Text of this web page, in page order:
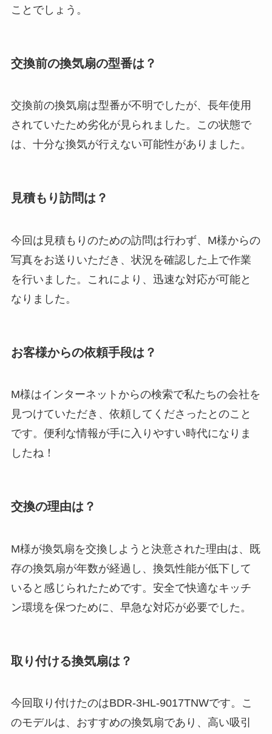
ことでしょう。
交換前の換気扇の型番は？
交換前の換気扇は型番が不明でしたが、長年使用
されていたため劣化が見られました。この状態で
は、十分な換気が行えない可能性がありました。
見積もり訪問は？
今回は見積もりのための訪問は行わず、M様からの
写真をお送りいただき、状況を確認した上で作業
を行いました。これにより、迅速な対応が可能と
なりました。
お客様からの依頼手段は？
M様はインターネットからの検索で私たちの会社を
見つけていただき、依頼してくださったとのこと
です。便利な情報が手に入りやすい時代になりま
したね！
交換の理由は？
M様が換気扇を交換しようと決意された理由は、既
存の換気扇が年数が経過し、換気性能が低下して
いると感じられたためです。安全で快適なキッチ
ン環境を保つために、早急な対応が必要でした。
取り付ける換気扇は？
今回取り付けたのはBDR-3HL-9017TNWです。こ
のモデルは、おすすめの換気扇であり、高い吸引